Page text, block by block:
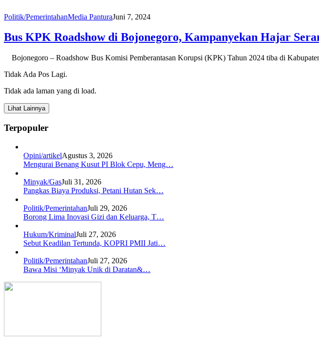
Politik/PemerintahanMedia PanturaJuni 7, 2024
Bus KPK Roadshow di Bojonegoro, Kampanyekan Hajar
Bojonegoro – Roadshow Bus Komisi Pemberantasan Korupsi (KPK) Tahun 2024 tiba di
Tidak Ada Pos Lagi.
Tidak ada laman yang di load.
Lihat Lainnya
Terpopuler
Opini/artikelAgustus 3, 2026
Mengurai Benang Kusut PI Blok Cepu, Meng…
Minyak/GasJuli 31, 2026
Pangkas Biaya Produksi, Petani Hutan Sek…
Politik/PemerintahanJuli 29, 2026
Borong Lima Inovasi Gizi dan Keluarga, T…
Hukum/KriminalJuli 27, 2026
Sebut Keadilan Tertunda, KOPRI PMII Jati…
Politik/PemerintahanJuli 27, 2026
Bawa Misi ‘Minyak Unik di Daratan&…